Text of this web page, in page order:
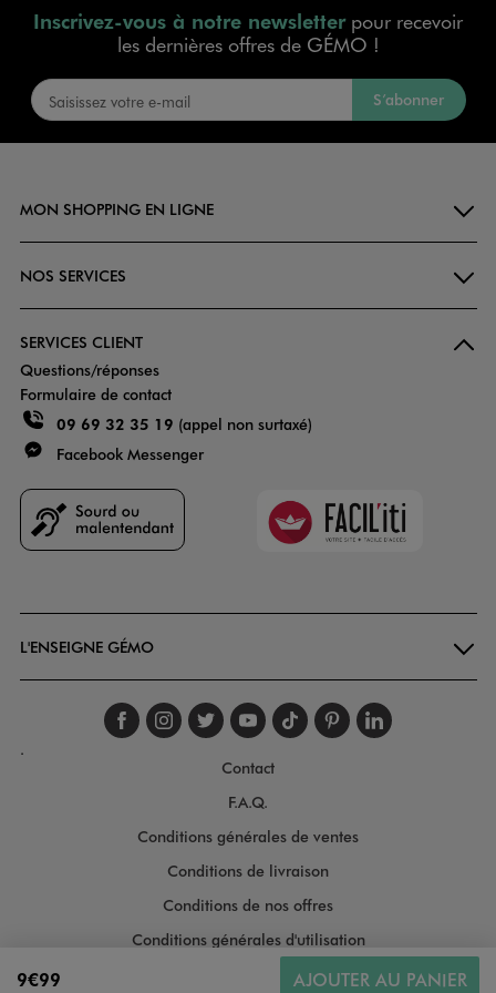
9€99 AJOUTER AU PANIER
Inscrivez-vous à notre newsletterpour recevoir
les dernières offres de GÉMO !
S’abonner
MON SHOPPING EN LIGNE
NOS SERVICES
SERVICES CLIENT
Questions/réponses
Formulaire de contact
09 69 32 35 19 (appel non surtaxé)
Facebook Messenger
Faciliti
L'ENSEIGNE GÉMO
Suivez-nous sur
Suivez-nous sur
Suivez-nous sur
Suivez-nous
Suivez-nous
Suivez-
.
Contact
F.A.Q.
Conditions générales de ventes
Conditions de livraison
Conditions de nos offres
Conditions générales d'utilisation
Politique de protection des données